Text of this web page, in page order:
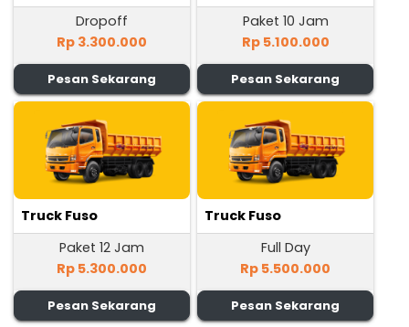
Dropoff
Rp 3.300.000
Pesan Sekarang
Paket 10 Jam
Rp 5.100.000
Pesan Sekarang
Truck Fuso
Paket 12 Jam
Rp 5.300.000
Pesan Sekarang
Truck Fuso
Full Day
Rp 5.500.000
Pesan Sekarang